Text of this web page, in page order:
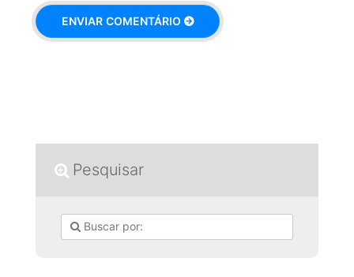
Pesquisar